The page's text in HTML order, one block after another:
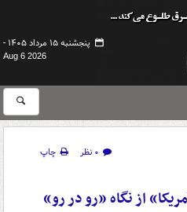
پنجشنبه ۱۵ مرداد ۱۴۰۵ -
Aug 6 2026
۰ نظر
چاپ
از نگاه «رو در رو»